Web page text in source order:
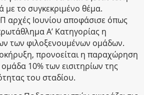
το συγκεκριμένο θέμα.
αρχές Ιουνίου αποφάσισε όπως
Α’ Κατηγορίας η
των φιλοξενουμένων ομάδων.
προνοείται η παραχώρηση
10% των εισιτηρίων της
του σταδίου.